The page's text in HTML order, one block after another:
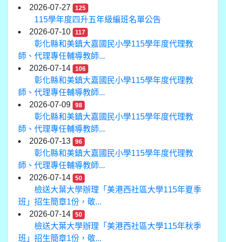
2026-07-27
125
115學年度四升五年級編班名單公告
2026-07-10
117
彰化縣和美鎮大嘉國民小學115學年度代理教
師、代理專任輔導教師...
2026-07-14
106
彰化縣和美鎮大嘉國民小學115學年度代理教
師、代理專任輔導教師...
2026-07-09
98
彰化縣和美鎮大嘉國民小學115學年度代理教
師、代理專任輔導教師...
2026-07-13
96
彰化縣和美鎮大嘉國民小學115學年度代理教
師、代理專任輔導教師...
2026-07-14
50
檢送大葉大學辦理「美港西社區大學115年夏季
班」招生簡章1份，敬...
2026-07-14
50
檢送大葉大學辦理「美港西社區大學115年秋季
班」招生簡章1份，敬...